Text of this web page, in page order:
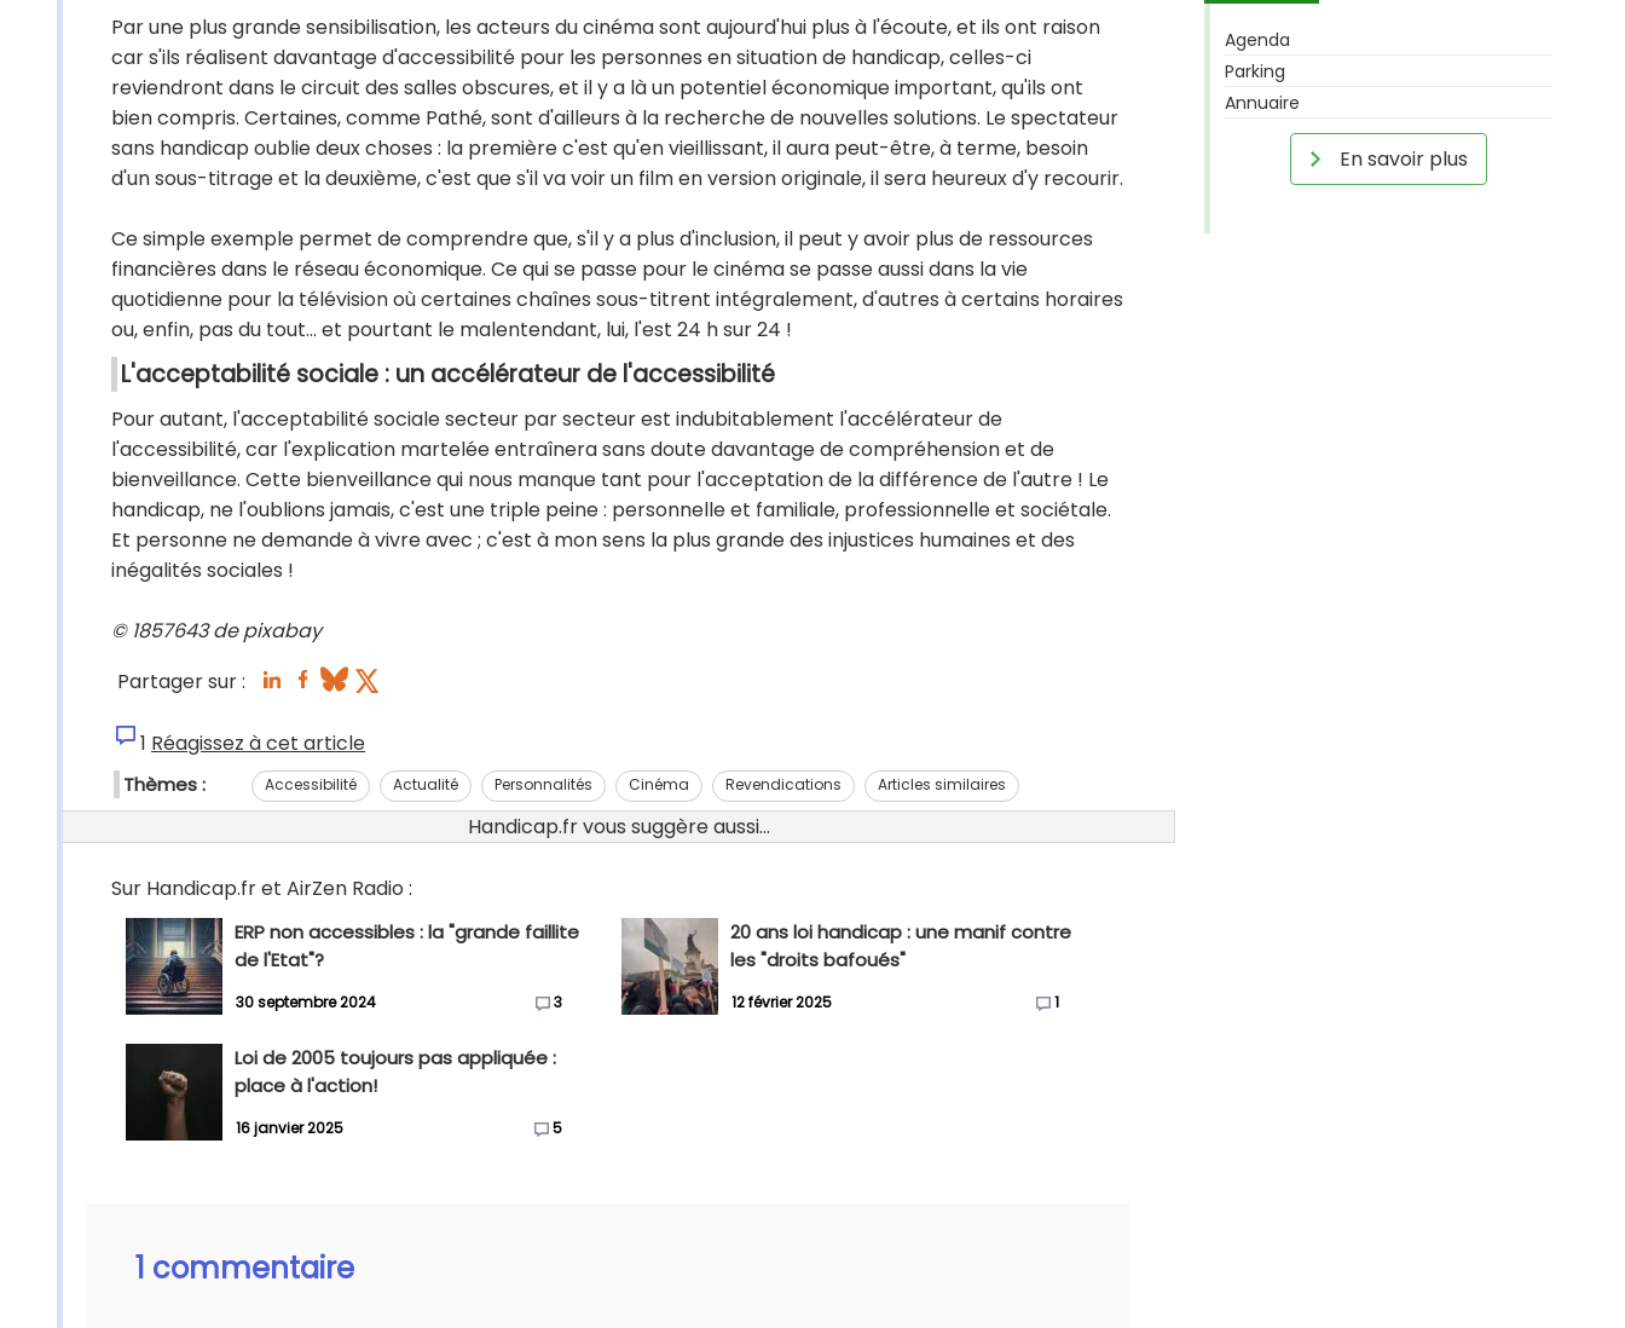
Par une plus grande sensibilisation, les acteurs du cinéma sont aujourd'hui plus à l'écoute, et ils ont raison
car s'ils réalisent davantage d'accessibilité pour les personnes en situation de handicap, celles-ci
reviendront dans le circuit des salles obscures, et il y a là un potentiel économique important, qu'ils ont
bien compris. Certaines, comme Pathé, sont d'ailleurs à la recherche de nouvelles solutions. Le spectateur
sans handicap oublie deux choses : la première c'est qu'en vieillissant, il aura peut-être, à terme, besoin
d'un sous-titrage et la deuxième, c'est que s'il va voir un film en version originale, il sera heureux d'y recourir.
Ce simple exemple permet de comprendre que, s'il y a plus d'inclusion, il peut y avoir plus de ressources
financières dans le réseau économique. Ce qui se passe pour le cinéma se passe aussi dans la vie
quotidienne pour la télévision où certaines chaînes sous-titrent intégralement, d'autres à certains horaires
ou, enfin, pas du tout... et pourtant le malentendant, lui, l'est 24 h sur 24 !
L'acceptabilité sociale : un accélérateur de l'accessibilité
Pour autant, l'acceptabilité sociale secteur par secteur est indubitablement l'accélérateur de
l'accessibilité, car l'explication martelée entraînera sans doute davantage de compréhension et de
bienveillance. Cette bienveillance qui nous manque tant pour l'acceptation de la différence de l'autre ! Le
handicap, ne l'oublions jamais, c'est une triple peine : personnelle et familiale, professionnelle et sociétale.
Et personne ne demande à vivre avec ; c'est à mon sens la plus grande des injustices humaines et des
inégalités sociales !
© 1857643 de pixabay
Partager sur :
1 Réagissez à cet article
Thèmes : Accessibilité Actualité Personnalités Cinéma Revendications Articles similaires
Handicap.fr vous suggère aussi...
Sur Handicap.fr et AirZen Radio :
ERP non accessibles : la "grande faillite
de l'Etat"?
30 septembre 2024 3
20 ans loi handicap : une manif contre
les "droits bafoués"
12 février 2025 1
Loi de 2005 toujours pas appliquée :
place à l'action!
16 janvier 2025 5
1 commentaire
Agenda
Parking
Annuaire
En savoir plus